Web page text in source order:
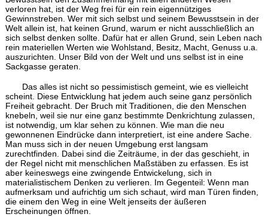
verloren hat, ist der Weg frei für ein rein eigennütziges
Gewinnstreben. Wer mit sich selbst und seinem Bewusstsein in der
Welt allein ist, hat keinen Grund, warum er nicht ausschließlich an
sich selbst denken sollte. Dafür hat er allen Grund, sein Leben nach
rein materiellen Werten wie Wohlstand, Besitz, Macht, Genuss u.a.
auszurichten. Unser Bild von der Welt und uns selbst ist in eine
Sackgasse geraten.
Das alles ist nicht so pessimistisch gemeint, wie es vielleicht
scheint. Diese Entwicklung hat jedem auch seine ganz persönlich
Freiheit gebracht. Der Bruch mit Traditionen, die den Menschen
knebeln, weil sie nur eine ganz bestimmte Denkrichtung zulassen,
ist notwendig, um klar sehen zu können. Wie man die neu
gewonnenen Eindrücke dann interpretiert, ist eine andere Sache.
Man muss sich in der neuen Umgebung erst langsam
zurechtfinden. Dabei sind die Zeiträume, in der das geschieht, in
der Regel nicht mit menschlichen Maßstäben zu erfassen. Es ist
aber keineswegs eine zwingende Entwickelung, sich in
materialistischem Denken zu verlieren. Im Gegenteil: Wenn man
aufmerksam und aufrichtig um sich schaut, wird man Türen finden,
die einem den Weg in eine Welt jenseits der äußeren
Erscheinungen öffnen.